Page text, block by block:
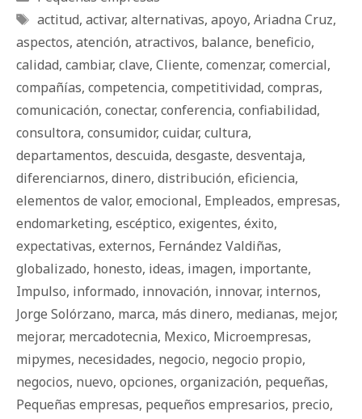
Etiquetas
actitud, activar, alternativas, apoyo, Ariadna Cruz,
aspectos, atención, atractivos, balance, beneficio,
calidad, cambiar, clave, Cliente, comenzar, comercial,
compañías, competencia, competitividad, compras,
comunicación, conectar, conferencia, confiabilidad,
consultora, consumidor, cuidar, cultura,
departamentos, descuida, desgaste, desventaja,
diferenciarnos, dinero, distribución, eficiencia,
elementos de valor, emocional, Empleados, empresas,
endomarketing, escéptico, exigentes, éxito,
expectativas, externos, Fernández Valdiñas,
globalizado, honesto, ideas, imagen, importante,
Impulso, informado, innovación, innovar, internos,
Jorge Solórzano, marca, más dinero, medianas, mejor,
mejorar, mercadotecnia, Mexico, Microempresas,
mipymes, necesidades, negocio, negocio propio,
negocios, nuevo, opciones, organización, pequeñas,
Pequeñas empresas, pequeños empresarios, precio,